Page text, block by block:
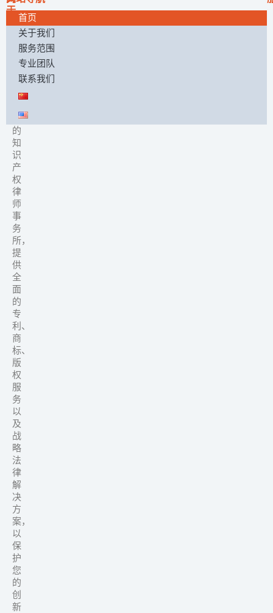
于
我
们
是
一
家
先
的
知
识
产
权
律
师
事
务
所，
提
供
全
面
的
专
利、
商
标、
版
权
服
务
以
及
战
略
法
律
解
决
方
案，
以
保
护
您
的
创
新
首页
关于我们
服务范围
专业团队
联系我们